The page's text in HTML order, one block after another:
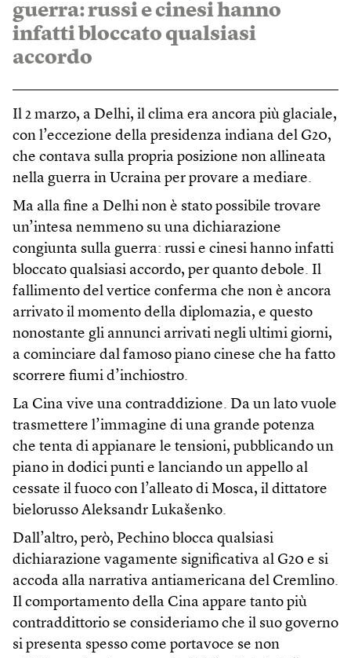
guerra: russi e cinesi hanno
infatti bloccato qualsiasi
accordo
Il 2 marzo, a Delhi, il clima era ancora più glaciale,
con l’eccezione della presidenza indiana del G20,
che contava sulla propria posizione non allineata
nella guerra in Ucraina per provare a mediare.
Ma alla fine a Delhi non è stato possibile trovare
un’intesa nemmeno su una dichiarazione
congiunta sulla guerra: russi e cinesi hanno infatti
bloccato qualsiasi accordo, per quanto debole. Il
fallimento del vertice conferma che non è ancora
arrivato il momento della diplomazia, e questo
nonostante gli annunci arrivati negli ultimi giorni,
a cominciare dal famoso piano cinese che ha fatto
scorrere fiumi d’inchiostro.
La Cina vive una contraddizione. Da un lato vuole
trasmettere l’immagine di una grande potenza
che tenta di appianare le tensioni, pubblicando un
piano in dodici punti e lanciando un appello al
cessate il fuoco con l’alleato di Mosca, il dittatore
bielorusso Aleksandr Lukašenko.
Dall’altro, però, Pechino blocca qualsiasi
dichiarazione vagamente significativa al G20 e si
accoda alla narrativa antiamericana del Cremlino.
Il comportamento della Cina appare tanto più
contraddittorio se consideriamo che il suo governo
si presenta spesso come portavoce se non